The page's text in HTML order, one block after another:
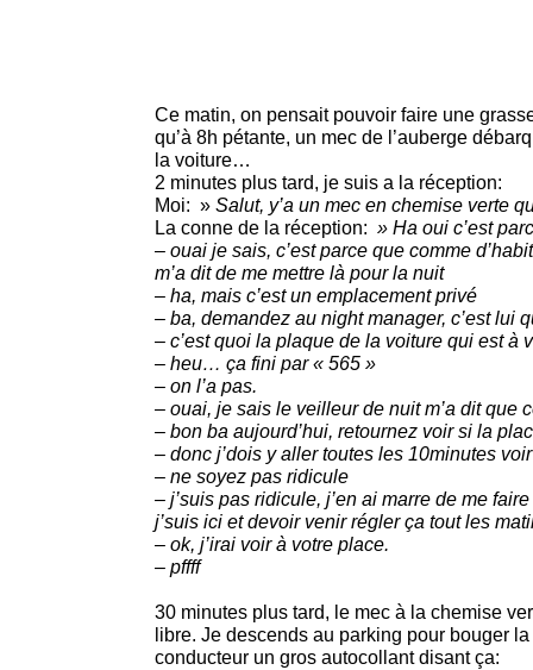
Ce matin, on pensait pouvoir faire une
qu’à 8h pétante, un mec de l’auberge
la voiture…
2 minutes plus tard, je suis a la réception:
Moi: » Salut, y’a un mec en chemise verte
La conne de la réception: » Ha oui c’est
– ouai je sais, c’est parce que comme
m’a dit de me mettre là pour la nuit
– ha, mais c’est un emplacement privé
– ba, demandez au night manager, c’est lui
– c’est quoi la plaque de la voiture qui est à
– heu… ça fini par « 565 »
– on l’a pas.
– ouai, je sais le veilleur de nuit m’a dit que
– bon ba aujourd’hui, retournez voir si la
– donc j’dois y aller toutes les 10minutes
– ne soyez pas ridicule
– j’suis pas ridicule, j’en ai marre de me
j’suis ici et devoir venir régler ça tout les
– ok, j’irai voir à votre place.
– pffff
30 minutes plus tard, le mec à la chemise
libre. Je descends au parking pour bouger
conducteur un gros autocollant disant ça: